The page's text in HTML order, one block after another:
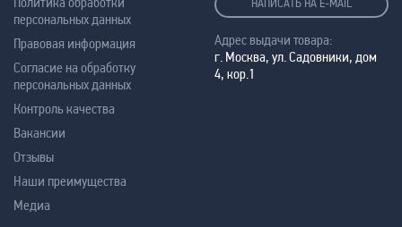
персональных данных
Правовая информация
Согласие на обработку
персональных данных
Контроль качества
Вакансии
Отзывы
Наши преимущества
Медиа
Адрес выдачи товара:
г. Москва, ул. Садовники, дом
4, кор.1